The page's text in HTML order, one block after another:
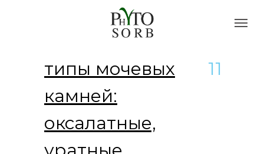
типы мочевых
камней:
оксалатные,
11